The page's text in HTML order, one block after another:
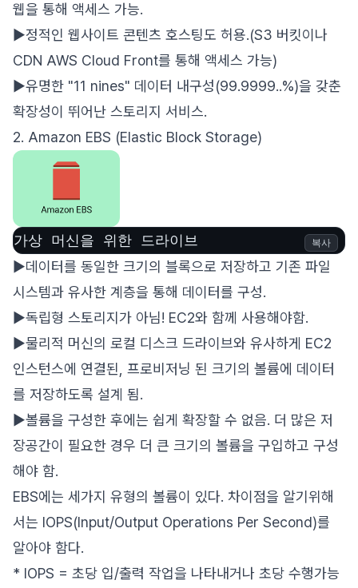
웹을 통해 액세스 가능.
▶정적인 웹사이트 콘텐츠 호스팅도 허용.(S3 버킷이나
CDN AWS Cloud Front를 통해 액세스 가능)
▶유명한 "11 nines" 데이터 내구성(99.9999..%)을 갖춘
확장성이 뛰어난 스토리지 서비스.
2. Amazon EBS (Elastic Block Storage)
가상 머신을 위한 드라이브 복사
▶데이터를 동일한 크기의 블록으로 저장하고 기존 파일
시스템과 유사한 계층을 통해 데이터를 구성.
▶독립형 스토리지가 아님! EC2와 함께 사용해야함.
▶물리적 머신의 로컬 디스크 드라이브와 유사하게 EC2
인스턴스에 연결된, 프로비저닝 된 크기의 볼륨에 데이터
를 저장하도록 설계 됨.
▶볼륨을 구성한 후에는 쉽게 확장할 수 없음. 더 많은 저
장공간이 필요한 경우 더 큰 크기의 볼륨을 구입하고 구성
해야 함.
EBS에는 세가지 유형의 볼륨이 있다. 차이점을 알기위해
서는 IOPS(Input/Output Operations Per Second)를
알아야 함다.
* IOPS = 초당 입/출력 작업을 나타내거나 초당 수행가능